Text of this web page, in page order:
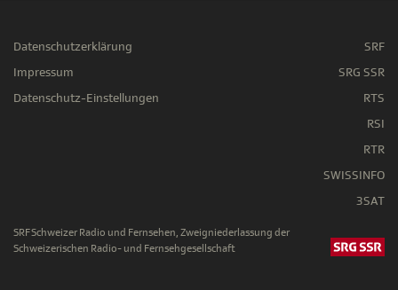
Datenschutzerklärung
Impressum
Datenschutz-Einstellungen
SRF
SRG SSR
RTS
RSI
RTR
SWISSINFO
3SAT
SRF Schweizer Radio und Fernsehen, Zweigniederlassung der
Schweizerischen Radio- und Fernsehgesellschaft